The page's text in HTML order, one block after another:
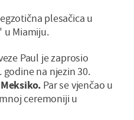
plesačica u
Miamiju.
Paul je zaprosio
na njezin 30.
Meksiko. Par se vjenčao u
ceremoniji u